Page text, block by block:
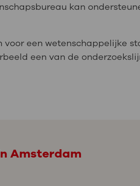
kan
voor een wetenschappelijke
een van de
Amsterdam